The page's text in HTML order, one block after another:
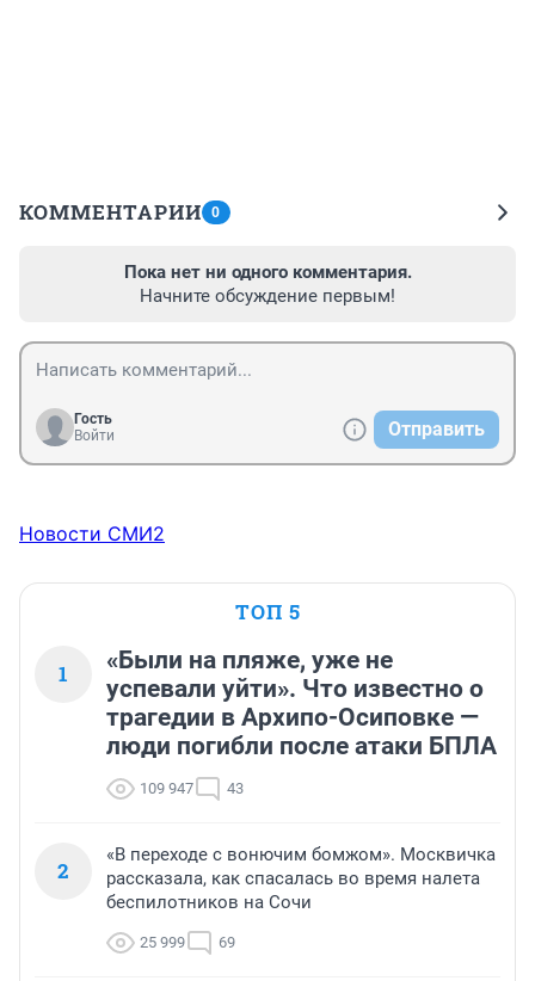
КОММЕНТАРИИ 0
Пока нет ни одного комментария.
Начните обсуждение первым!
Гость
Войти
Отправить
Новости СМИ2
ТОП 5
1
«Были на пляже, уже не
успевали уйти». Что известно о
трагедии в Архипо-Осиповке —
люди погибли после атаки БПЛА
109 947 43
2
«В переходе с вонючим бомжом». Москвичка
рассказала, как спасалась во время налета
беспилотников на Сочи
25 999 69